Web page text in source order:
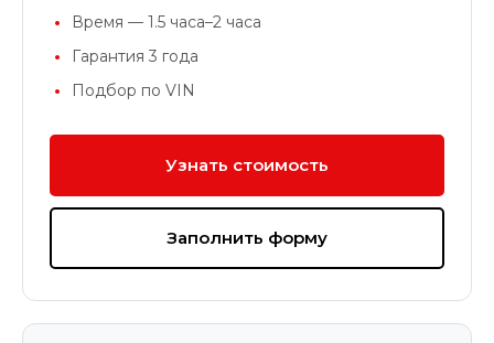
Время — 1.5 часа–2 часа
Гарантия 3 года
Подбор по VIN
Узнать стоимость
Заполнить форму